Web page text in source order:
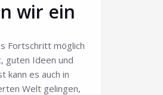
wir ein
Fortschritt möglich
guten Ideen und
kann es auch in
Welt gelingen,